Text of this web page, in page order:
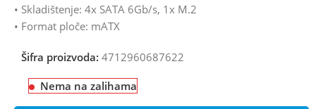
• Skladištenje: 4x SATA 6Gb/s, 1x M.2
• Format ploče: mATX
Šifra proizvoda:4712960687622
Nema na zalihama